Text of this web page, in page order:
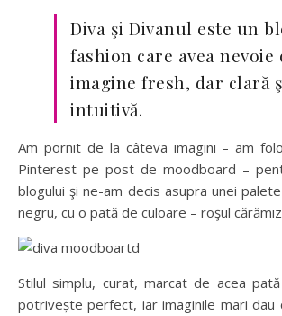
Diva şi Divanul este un
fashion care avea nevoie
imagine fresh, dar clară
intuitivă.
Am pornit de la câteva imagini – am
Pinterest pe post de moodboard –
blogului şi ne-am decis asupra unei
negru, cu o pată de culoare – roşul
Stilul simplu, curat, marcat de acea
potrivește perfect, iar imaginile mari dau